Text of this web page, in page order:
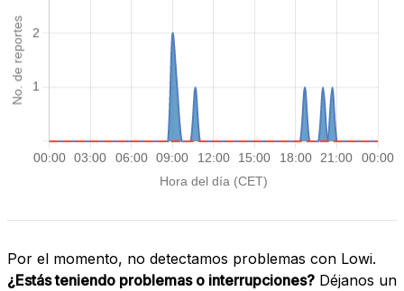
Por el momento, no detectamos problemas con Lowi.
¿Estás teniendo problemas o interrupciones? Déjanos un